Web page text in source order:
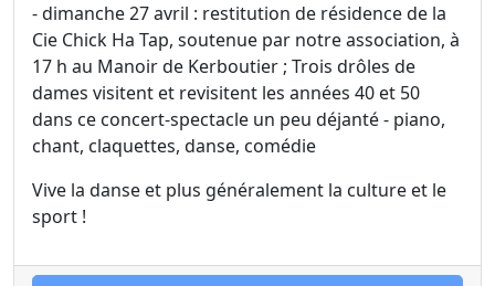
- dimanche 27 avril : restitution de résidence de la
Cie Chick Ha Tap, soutenue par notre association, à
17 h au Manoir de Kerboutier ; Trois drôles de
dames visitent et revisitent les années 40 et 50
dans ce concert-spectacle un peu déjanté - piano,
chant, claquettes, danse, comédie
Vive la danse et plus généralement la culture et le
sport !